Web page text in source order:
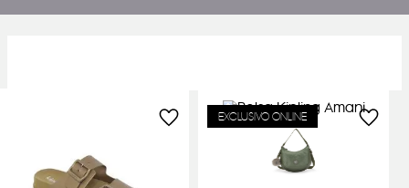
EXCLUSIVO ONLINE